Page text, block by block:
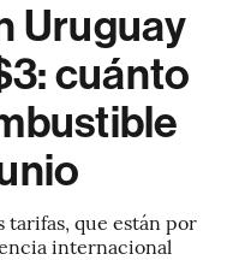
Uruguay
cuánto
tarifas, que están por
internacional